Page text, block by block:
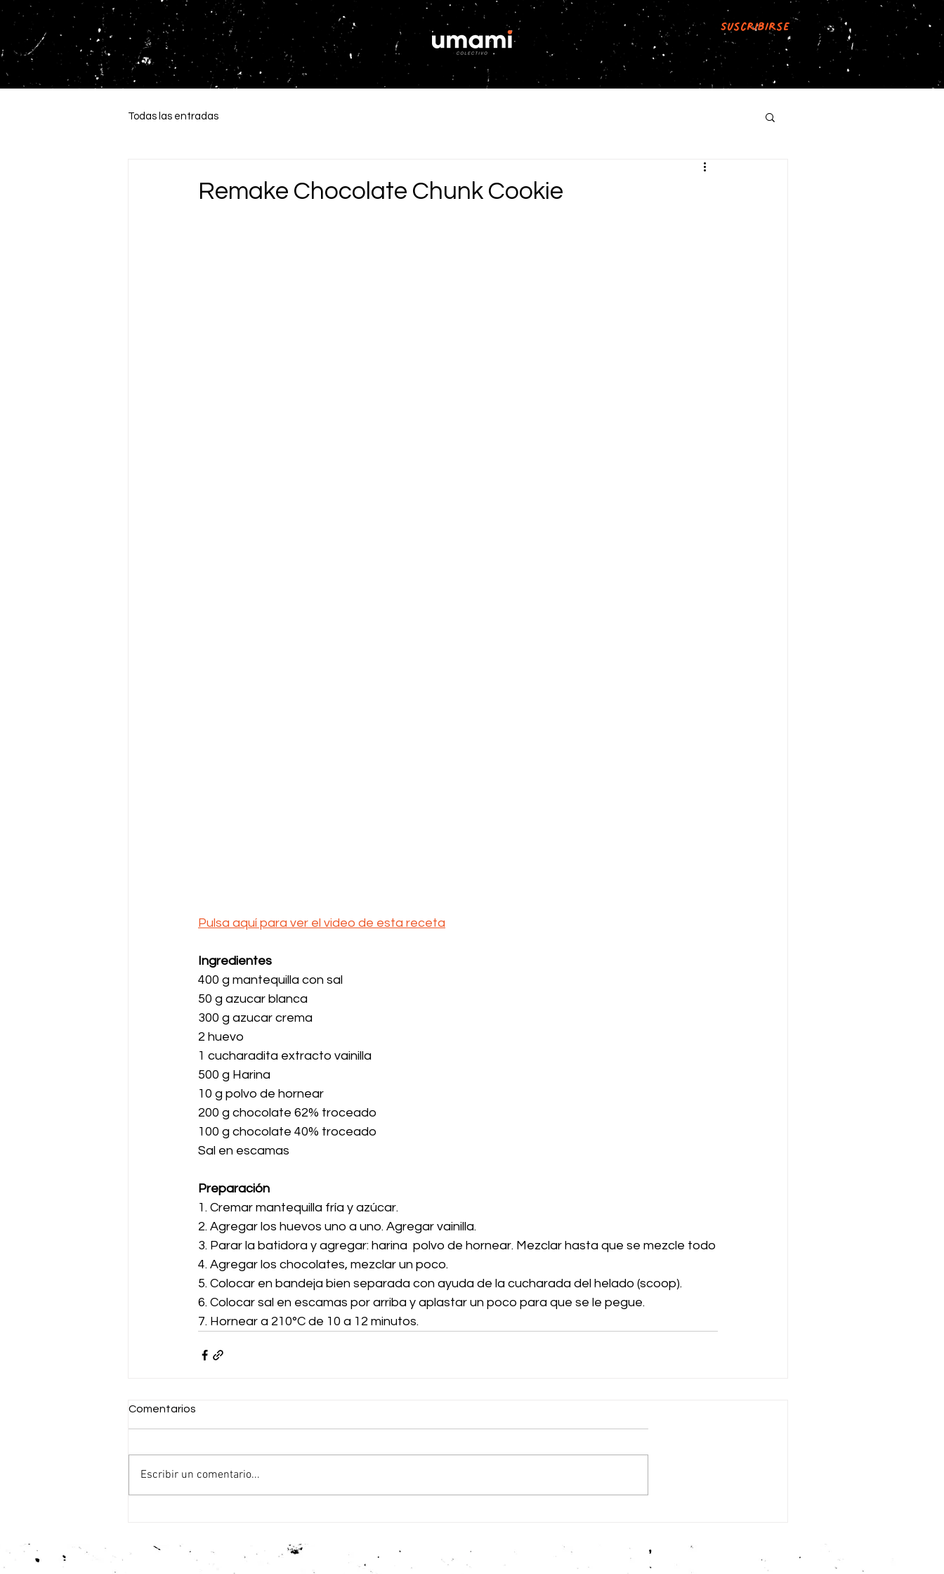
Suscribirse
Todas las entradas
Remake Chocolate Chunk Cookie
Pulsa aquí para ver el video de esta receta
Ingredientes
400 g mantequilla con sal
50 g azucar blanca
300 g azucar crema
2 huevo
1 cucharadita extracto vainilla
500 g Harina
10 g polvo de hornear
200 g chocolate 62% troceado
100 g chocolate 40% troceado
Sal en escamas
Preparación
1. Cremar mantequilla fría y azúcar.
2. Agregar los huevos uno a uno. Agregar vainilla.
3. Parar la batidora y agregar: harina  polvo de hornear. Mezclar hasta que se mezcle todo
4. Agregar los chocolates, mezclar un poco.
5. Colocar en bandeja bien separada con ayuda de la cucharada del helado (scoop).
6. Colocar sal en escamas por arriba y aplastar un poco para que se le pegue.
7. Hornear a 210°C de 10 a 12 minutos.
Comentarios
Escribir un comentario...